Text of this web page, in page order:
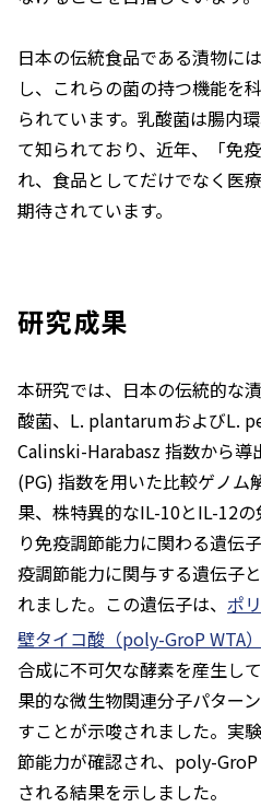
日本の伝統食品である漬物に
し、これらの菌の持つ機能を
られています。乳酸菌は腸内
て知られており、近年、「免
れ、食品としてだけでなく医
期待されています。
研究成果
本研究では、日本の伝統的な
酸菌、 L. plantarumおよびL.
Calinski-Harabasz 指数から
(PG) 指数を用いた比較ゲノム
果、株特異的なIL-10とIL-12
り免疫調節能力に関わる遺伝
疫調節能力に関与する遺伝子
れました。この遺伝子は、 ポ
壁タイコ酸（poly-GroP WTA）
合成に不可欠な酵素を産生し
果的な微生物関連分子パター
すことが示唆されました。実
節能力が確認され、poly-
される結果を示しました。